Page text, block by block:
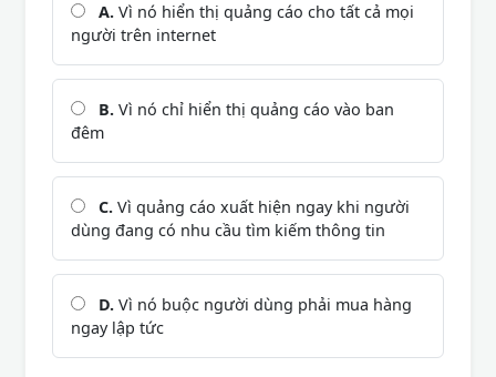
A. Vì nó hiển thị quảng cáo cho tất cả mọi
người trên internet
B. Vì nó chỉ hiển thị quảng cáo vào ban
đêm
C. Vì quảng cáo xuất hiện ngay khi người
dùng đang có nhu cầu tìm kiếm thông tin
D. Vì nó buộc người dùng phải mua hàng
ngay lập tức